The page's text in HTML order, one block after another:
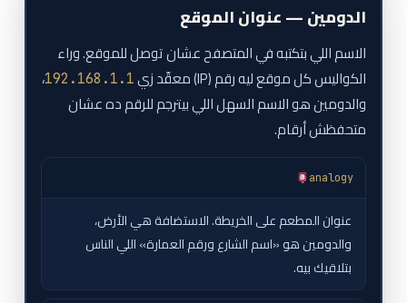
الدومين — عنوان الموقع
الاسم اللي بتكتبه في المتصفح عشان توصل للموقع. وراء
الكواليس كل موقع ليه رقم (IP) معقّد زي
192.168.1.1،
والدومين هو الاسم السهل اللي بيترجم للرقم ده عشان
متحفظش أرقام.
analogy
عنوان المطعم على الخريطة. الاستضافة هي الأرض،
والدومين هو «اسم الشارع ورقم العمارة» اللي الناس
بتلاقيك بيه.